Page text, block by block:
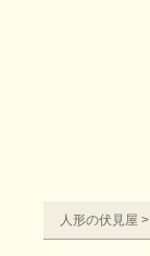
人形の伏見屋 >